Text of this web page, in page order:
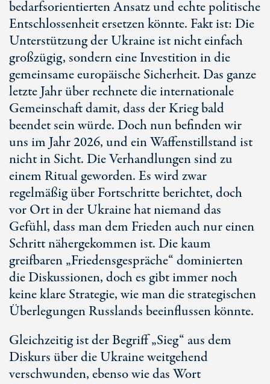
bedarfsorientierten Ansatz und echte politische
Entschlossenheit ersetzen könnte. Fakt ist: Die
Unterstützung der Ukraine ist nicht einfach
großzügig, sondern eine Investition in die
gemeinsame europäische Sicherheit. Das ganze
letzte Jahr über rechnete die internationale
Gemeinschaft damit, dass der Krieg bald
beendet sein würde. Doch nun befinden wir
uns im Jahr 2026, und ein Waffenstillstand ist
nicht in Sicht. Die Verhandlungen sind zu
einem Ritual geworden. Es wird zwar
regelmäßig über Fortschritte berichtet, doch
vor Ort in der Ukraine hat niemand das
Gefühl, dass man dem Frieden auch nur einen
Schritt nähergekommen ist. Die kaum
greifbaren „Friedensgespräche“ dominierten
die Diskussionen, doch es gibt immer noch
keine klare Strategie, wie man die strategischen
Überlegungen Russlands beeinflussen könnte.
Gleichzeitig ist der Begriff „Sieg“ aus dem
Diskurs über die Ukraine weitgehend
verschwunden, ebenso wie das Wort